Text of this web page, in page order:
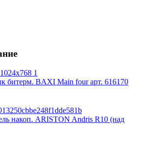
битерм. BAXI Main four арт. 616170
накоп. ARISTON Andris R10 (над